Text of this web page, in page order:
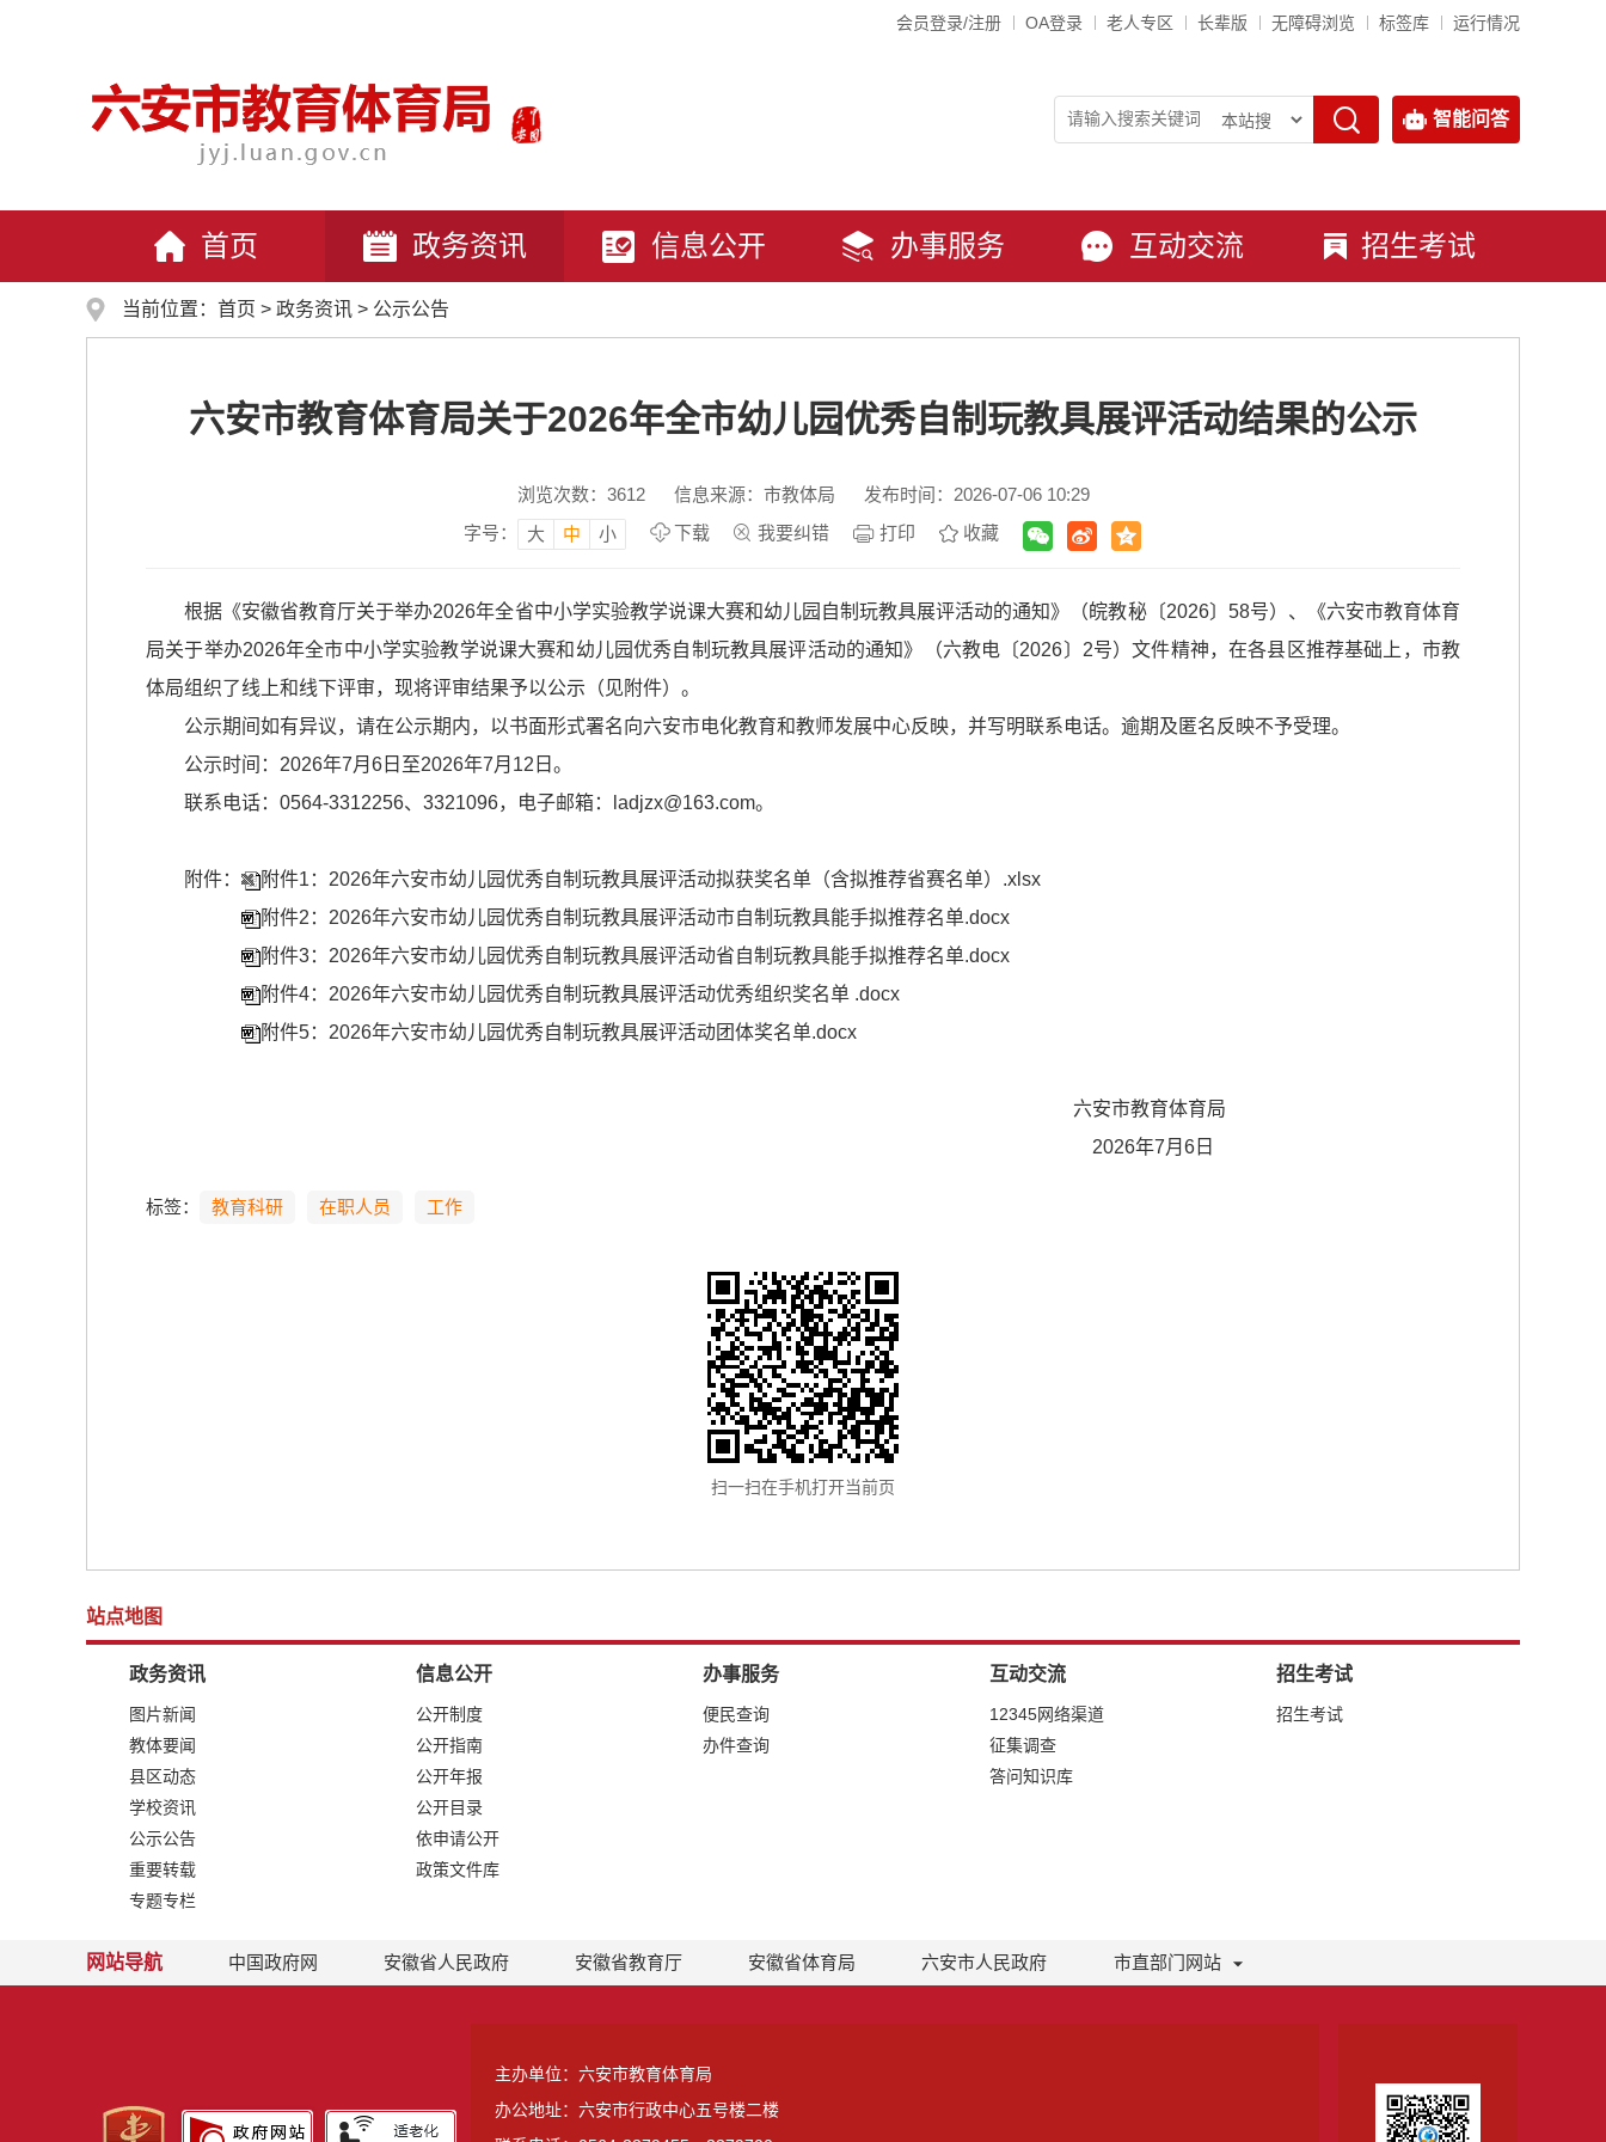
会员登录/注册 OA登录 老人专区 长辈版 无障碍浏览 标签库 运行情况
智能问答
首页 政务资讯 信息公开 办事服务 互动交流 招生考试
当前位置： 首页 > 政务资讯 > 公示公告
六安市教育体育局关于2026年全市幼儿园优秀自制玩教具展评活动结果的公示
浏览次数： 3612 信息来源：市教体局
发布时间：2026-07-06 10:29
字号：
大 中 小 下载 我要纠错 打印 收藏
根据《安徽省教育厅关于举办2026年全省中小学实验教学说课大赛和幼儿园自制玩教具展评活动的通知》（皖教秘〔2026〕58号）、《六安市教育体育
局关于举办2026年全市中小学实验教学说课大赛和幼儿园优秀自制玩教具展评活动的通知》（六教电〔2026〕2号）文件精神，在各县区推荐基础上，市教
体局组织了线上和线下评审，现将评审结果予以公示（见附件）。
公示期间如有异议，请在公示期内，以书面形式署名向六安市电化教育和教师发展中心反映，并写明联系电话。逾期及匿名反映不予受理。
公示时间：2026年7月6日至2026年7月12日。
联系电话：0564-3312256、3321096，电子邮箱：ladjzx@163.com。
附件：
附件1：2026年六安市幼儿园优秀自制玩教具展评活动拟获奖名单（含拟推荐省赛名单）.xlsx
附件2：2026年六安市幼儿园优秀自制玩教具展评活动市自制玩教具能手拟推荐名单.docx
附件3：2026年六安市幼儿园优秀自制玩教具展评活动省自制玩教具能手拟推荐名单.docx
附件4：2026年六安市幼儿园优秀自制玩教具展评活动优秀组织奖名单 .docx
附件5：2026年六安市幼儿园优秀自制玩教具展评活动团体奖名单.docx
六安市教育体育局
2026年7月6日
标签： 教育科研 在职人员 工作
扫一扫在手机打开当前页
站点地图
政务资讯
图片新闻
教体要闻
县区动态
学校资讯
公示公告
重要转载
专题专栏
信息公开
公开制度
公开指南
公开年报
公开目录
依申请公开
政策文件库
办事服务
便民查询
办件查询
互动交流
12345网络渠道
征集调查
答问知识库
招生考试
招生考试
网站导航 中国政府网 安徽省人民政府 安徽省教育厅 安徽省体育局 六安市人民政府 市直部门网站
主办单位：六安市教育体育局
办公地址：六安市行政中心五号楼二楼